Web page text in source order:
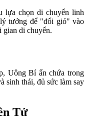
lựa chọn di chuyển linh
tưởng để "đổi gió" vào
gian di chuyển.
Uông Bí ẩn chứa trong
sinh thái, đủ sức làm say
Tử